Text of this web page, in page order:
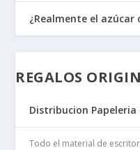
¿Realmente el azúcar
REGALOS
Distribucion Papeleria
Todo el material de